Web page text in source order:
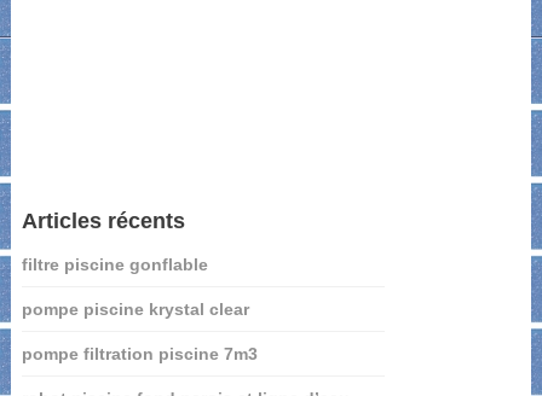
Articles récents
filtre piscine gonflable
pompe piscine krystal clear
pompe filtration piscine 7m3